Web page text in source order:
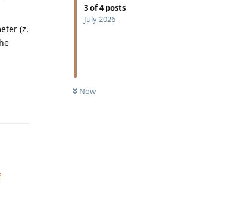
3of4posts
July 2026
Now
(z.